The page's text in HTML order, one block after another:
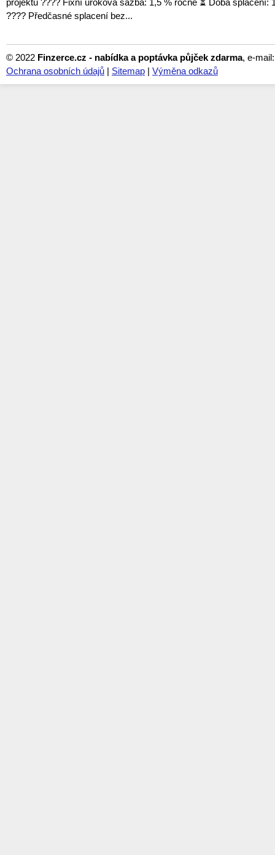
???? Předčasné splacení bez...
© 2022 Finzerce.cz - nabídka a poptávka půjček zdarma, e-
Ochrana osobních údajů | Sitemap | Výměna odkazů